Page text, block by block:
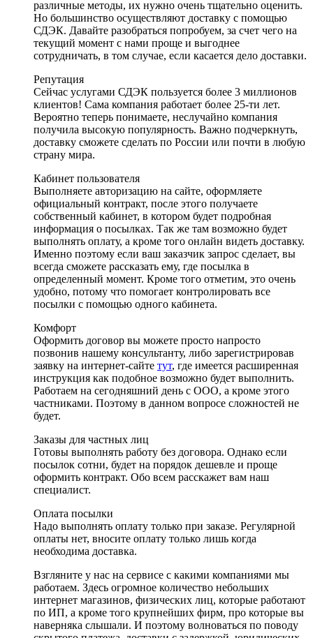
различные методы, их нужно очень тщательно оценить.
Но большинство осуществляют доставку с помощью
СДЭК. Давайте разобраться попробуем, за счет чего на
текущий момент с нами проще и выгоднее
сотрудничать, в том случае, если касается дело доставки.
Репутация
Сейчас услугами СДЭК пользуется более 3 миллионов
клиентов! Сама компания работает более 25-ти лет.
Вероятно теперь понимаете, неслучайно компания
получила высокую популярность. Важно подчеркнуть,
доставку сможете сделать по России или почти в любую
страну мира.
Кабинет пользователя
Выполняете авторизацию на сайте, оформляете
официальный контракт, после этого получаете
собственный кабинет, в котором будет подробная
информация о посылках. Так же там возможно будет
выполнять оплату, а кроме того онлайн видеть доставку.
Именно поэтому если ваш заказчик запрос сделает, вы
всегда сможете рассказать ему, где посылка в
определенный момент. Кроме того отметим, это очень
удобно, потому что помогает контролировать все
посылки с помощью одного кабинета.
Комфорт
Оформить договор вы можете просто напросто
позвонив нашему консультанту, либо зарегистрировав
заявку на интернет-сайте тут, где имеется расширенная
инструкция как подобное возможно будет выполнить.
Работаем на сегодняшний день с ООО, а кроме этого
частниками. Поэтому в данном вопросе сложностей не
будет.
Заказы для частных лиц
Готовы выполнять работу без договора. Однако если
посылок сотни, будет на порядок дешевле и проще
оформить контракт. Обо всем расскажет вам наш
специалист.
Оплата посылки
Надо выполнять оплату только при заказе. Регулярной
оплаты нет, вносите оплату только лишь когда
необходима доставка.
Взгляните у нас на сервисе с какими компаниями мы
работаем. Здесь огромное количество небольших
интернет магазинов, физических лиц, которые работают
по ИП, а кроме того крупнейших фирм, про которые вы
наверняка слышали. И поэтому волноваться по поводу